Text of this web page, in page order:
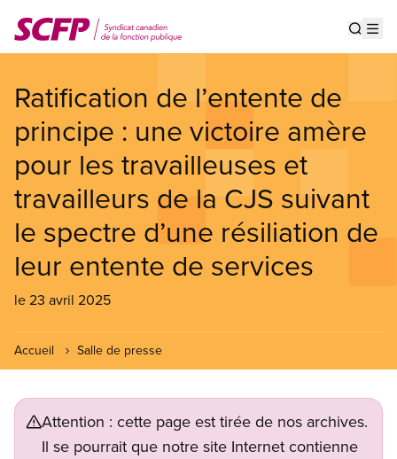
au
contenu
Ratification de l’entente de
principe : une victoire amère
pour les travailleuses et
travailleurs de la CJS suivant
le spectre d’une résiliation de
leur entente de services
le 23 avril 2025
Accueil Salle de presse
Attention : cette page est tirée de nos archives.
Il se pourrait que notre site Internet contienne